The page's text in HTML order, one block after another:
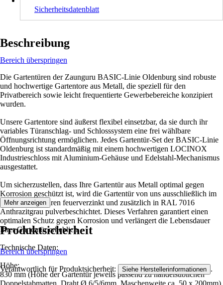
Sicherheitsdatenblatt
Beschreibung
Bereich überspringen
Die Gartentüren der Zaunguru BASIC-Linie Oldenburg sind robuste
und hochwertige Gartentore aus Metall, die speziell für den
Privatbereich sowie leicht frequentierte Gewerbebereiche konzipiert
wurden.
Unsere Gartentore sind äußerst flexibel einsetzbar, da sie durch ihr
variables Türanschlag- und Schlosssystem eine frei wählbare
Öffnungsrichtung ermöglichen. Jedes Gartentür-Set der BASIC-Linie
Oldenburg ist standardmäßig mit einem hochwertigen LOCINOX
Industrieschloss mit Aluminium-Gehäuse und Edelstahl-Mechanismus
ausgestattet.
Um sicherzustellen, dass Ihre Gartentür aus Metall optimal gegen
Korrosion geschützt ist, wird die Gartentür von uns ausschließlich im
Tauchbadverfahren feuerverzinkt und zusätzlich in RAL 7016
Anthrazitgrau pulverbeschichtet. Dieses Verfahren garantiert einen
optimalen Schutz gegen Korrosion und verlängert die Lebensdauer
Ihrer Gartentür erheblich.
Technische Daten:
Höhe:
830 mm (Höhe der Gartentür jeweils passend zu handelsüblichen
Doppelstabmatten, Draht Ø 6/5/6mm, Maschenweite ca. 50 x 200mm)
Mehr anzeigen
Produktsicherheit
Bereich überspringen
Verantwortlich für Produktsicherheit: Siehe Herstellerinformationen .